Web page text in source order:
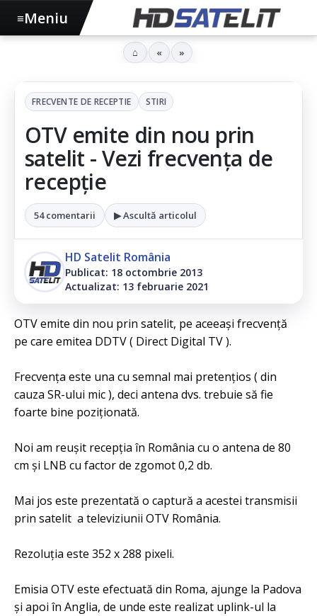
FRECVENTE DE RECEPTIE STIRI
OTV emite din nou prin
satelit - Vezi frecvența de
recepție
54 comentarii ▶ Ascultă articolul
HD Satelit România
Publicat: 18 octombrie 2013
Actualizat: 13 februarie 2021
OTV emite din nou prin satelit, pe aceeași frecvență
pe care emitea DDTV ( Direct Digital TV ).
Frecvența este una cu semnal mai pretențios ( din
cauza SR-ului mic ), deci antena dvs. trebuie să fie
foarte bine poziționată.
Noi am reușit recepția în România cu o antena de 80
cm și LNB cu factor de zgomot 0,2 db.
Mai jos este prezentată o captură a acestei transmisii
prin satelit a televiziunii OTV România.
Rezoluția este 352 x 288 pixeli.
Emisia OTV este efectuată din Roma, ajunge la Padova
și apoi în Anglia, de unde este realizat uplink-ul la
≡Meniu
⌂ « »